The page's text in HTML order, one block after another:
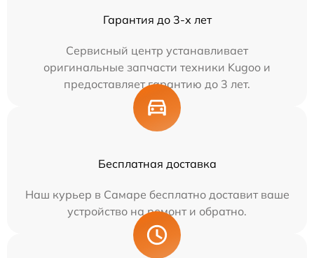
Гарантия до 3-х лет
Сервисный центр устанавливает
оригинальные запчасти техники Kugoo и
предоставляет гарантию до 3 лет.
Бесплатная доставка
Наш курьер в Самаре бесплатно доставит ваше
устройство на ремонт и обратно.